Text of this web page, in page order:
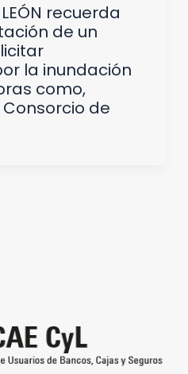
LEÓN recuerda
de un
la inundación
como,
de